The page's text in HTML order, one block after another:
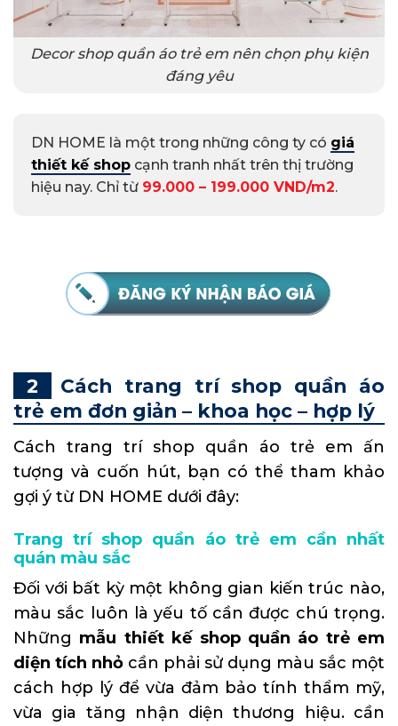
Decor shop quần áo trẻ em nên chọn phụ kiện
đáng yêu
DN HOME là một trong những công ty có giá
thiết kế shop cạnh tranh nhất trên thị trường
hiệu nay. Chỉ từ 99.000 – 199.000 VND/m2.
Cách trang trí shop quần áo
trẻ em đơn giản – khoa học – hợp lý
Cách trang trí shop quần áo trẻ em ấn
tượng và cuốn hút, bạn có thể tham khảo
gợi ý từ DN HOME dưới đây:
Trang trí shop quần áo trẻ em cần nhất
quán màu sắc
Đối với bất kỳ một không gian kiến trúc nào,
màu sắc luôn là yếu tố cần được chú trọng.
Những mẫu thiết kế shop quần áo trẻ em
diện tích nhỏ cần phải sử dụng màu sắc một
cách hợp lý để vừa đảm bảo tính thẩm mỹ,
vừa gia tăng nhận diện thương hiệu. cần